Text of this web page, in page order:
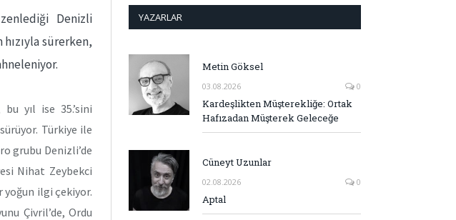
Denizli
sürerken,
yıl ise 35.’sini
Türkiye ile
grubu Denizli’de
Nihat Zeybekci
yoğun ilgi çekiyor.
Çivril’de, Ordu
YAZARLAR
Metin Göksel
03.08.2026 0
Kardeşlikten Müşterekliğe: Ortak
Hafızadan Müşterek Geleceğe
Cüneyt Uzunlar
02.08.2026 0
Aptal